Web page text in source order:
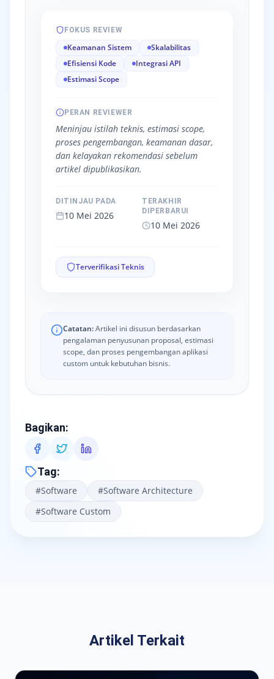
FOKUS REVIEW
Keamanan Sistem
Skalabilitas
Efisiensi Kode
Integrasi API
Estimasi Scope
PERAN REVIEWER
Meninjau istilah teknis, estimasi scope,
proses pengembangan, keamanan dasar,
dan kelayakan rekomendasi sebelum
artikel dipublikasikan.
DITINJAU PADA
10 Mei 2026
TERAKHIR
DIPERBARUI
10 Mei 2026
Terverifikasi Teknis
Catatan:Artikel ini disusun berdasarkan
pengalaman penyusunan proposal, estimasi
scope, dan proses pengembangan aplikasi
custom untuk kebutuhan bisnis.
Bagikan:
Tag:
#Software #Software Architecture
#Software Custom
Artikel Terkait